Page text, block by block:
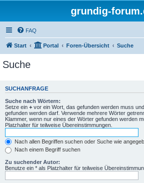
grundig-
FAQ
Start Portal Foren-Übersicht Suche
Suche
SUCHANFRAGE
Suche nach Wörtern:
Setze ein + vor ein Wort, das gefunden werden muss
gefunden werden darf. Verwende mehrere Wörter
Klammer, wenn nur eines der Wörter gefunden werden
Platzhalter für teilweise Übereinstimmungen.
Nach allen Begriffen suchen oder Suche wie
Nach einem Begriff suchen
Zu suchender Autor:
Benutze ein * als Platzhalter für teilweise